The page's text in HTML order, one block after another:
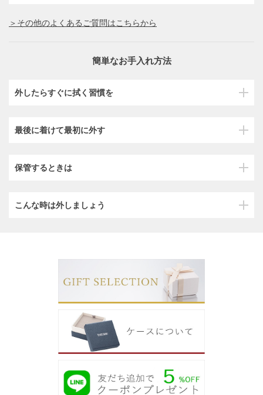
＞その他のよくあるご質問はこちらから
簡単なお手入れ方法
外したらすぐに拭く習慣を
最後に着けて最初に外す
保管するときは
こんな時は外しましょう